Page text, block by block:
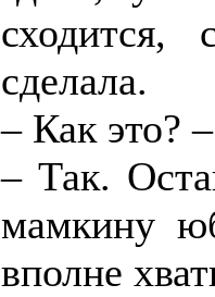
сделала.
– Как это?
– Так.
мамкину
вполне